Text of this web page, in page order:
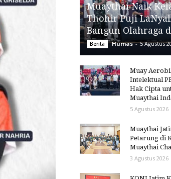
Muaythai Naik
Thohir Puji
Bangun Olahraga
Berita Humas - 5 Agustus
Muay
Intelektual
Hak Cipta
Muaythai
5 Agustus 2026
Muaythai
Petarung di
Muaythai
3 Agustus 2026